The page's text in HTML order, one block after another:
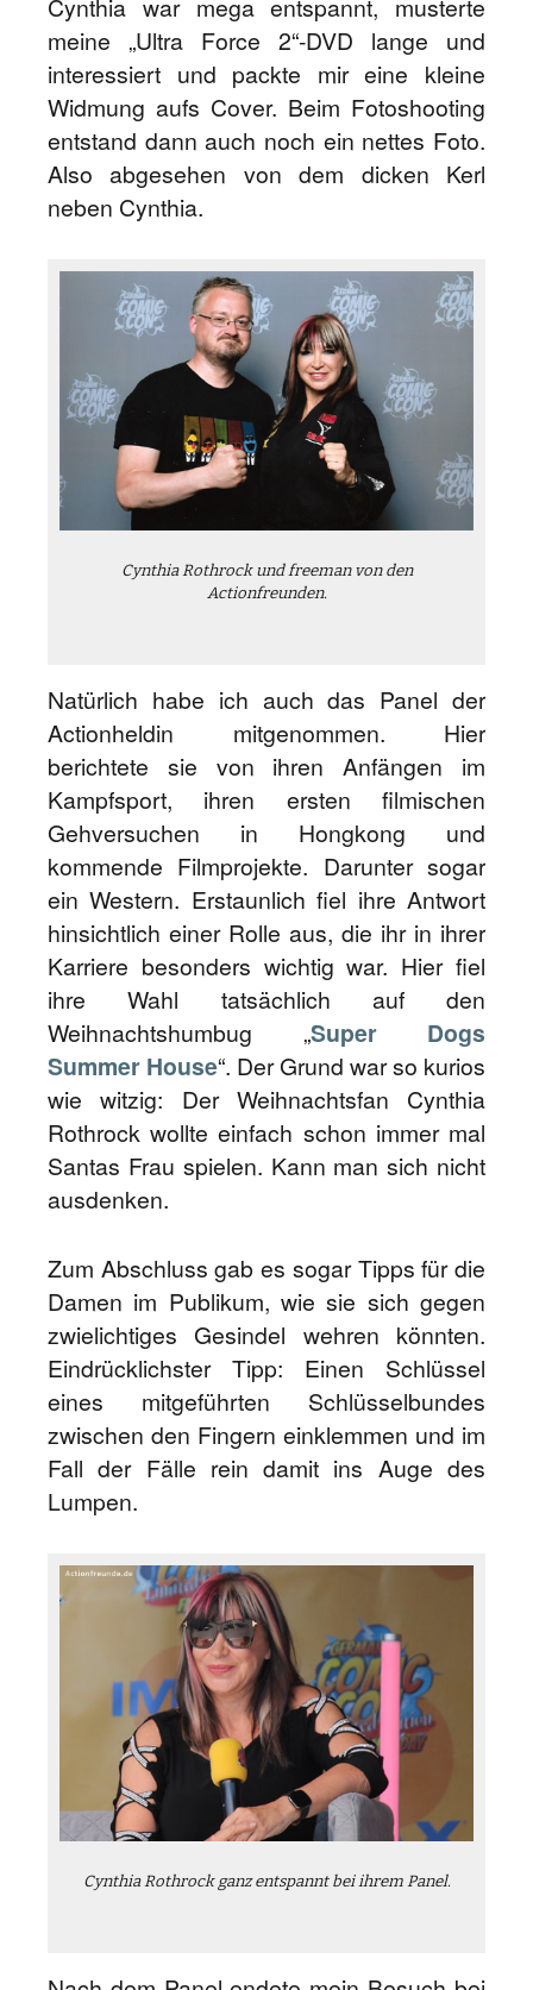
Cynthia war mega entspannt, musterte
meine „Ultra Force 2“-DVD lange und
interessiert und packte mir eine kleine
Widmung aufs Cover. Beim Fotoshooting
entstand dann auch noch ein nettes Foto.
Also abgesehen von dem dicken Kerl
neben Cynthia.
Cynthia Rothrock und freeman von den
Actionfreunden.
Natürlich habe ich auch das Panel der
Actionheldin mitgenommen. Hier
berichtete sie von ihren Anfängen im
Kampfsport, ihren ersten filmischen
Gehversuchen in Hongkong und
kommende Filmprojekte. Darunter sogar
ein Western. Erstaunlich fiel ihre Antwort
hinsichtlich einer Rolle aus, die ihr in ihrer
Karriere besonders wichtig war. Hier fiel
ihre Wahl tatsächlich auf den
Weihnachtshumbug „Super Dogs
Summer House“. Der Grund war so kurios
wie witzig: Der Weihnachtsfan Cynthia
Rothrock wollte einfach schon immer mal
Santas Frau spielen. Kann man sich nicht
ausdenken.
Zum Abschluss gab es sogar Tipps für die
Damen im Publikum, wie sie sich gegen
zwielichtiges Gesindel wehren könnten.
Eindrücklichster Tipp: Einen Schlüssel
eines mitgeführten Schlüsselbundes
zwischen den Fingern einklemmen und im
Fall der Fälle rein damit ins Auge des
Lumpen.
Cynthia Rothrock ganz entspannt bei ihrem Panel.